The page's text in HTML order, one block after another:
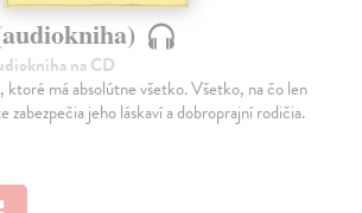
na CD
ktoré má absolútne všetko. Všetko, na čo len
zabezpečia jeho láskaví a dobroprajní rodičia.